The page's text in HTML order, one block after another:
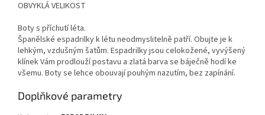
OBVYKLÁ VELIKOST
Boty s příchutí léta.
Španělské espadrilky k létu neodmyslitelně patří. Obujte je k
lehkým, vzdušným šatům. Espadrilky jsou celokožené, vyvýšený
klínek Vám prodlouží postavu a zlatá barva se báječně hodí ke
všemu. Boty se lehce obouvají pouhým nazutím, bez zapínání.
Doplňkové parametry